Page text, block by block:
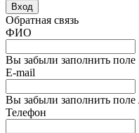
Вход
Обратная связь
ФИО
Вы забыли заполнить поле
E-mail
Вы забыли заполнить
Телефон